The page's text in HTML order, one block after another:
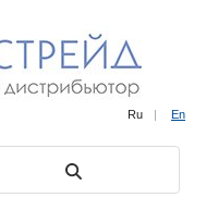
Ru | En